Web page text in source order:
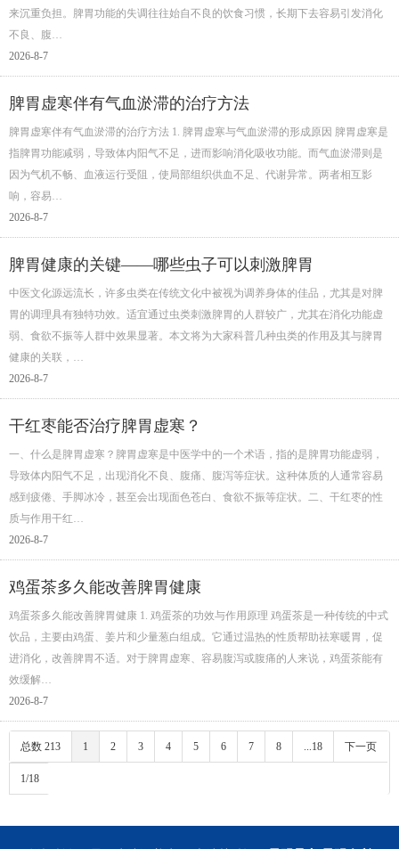
来沉重负担。脾胃功能的失调往往始自不良的饮食习惯，长期下去容易引发消化
不良、腹…
2026-8-7
脾胃虚寒伴有气血淤滞的治疗方法
脾胃虚寒伴有气血淤滞的治疗方法 1. 脾胃虚寒与气血淤滞的形成原因 脾胃虚寒是
指脾胃功能减弱，导致体内阳气不足，进而影响消化吸收功能。而气血淤滞则是
因为气机不畅、血液运行受阻，使局部组织供血不足、代谢异常。两者相互影
响，容易…
2026-8-7
脾胃健康的关键——哪些虫子可以刺激脾胃
中医文化源远流长，许多虫类在传统文化中被视为调养身体的佳品，尤其是对脾
胃的调理具有独特功效。适宜通过虫类刺激脾胃的人群较广，尤其在消化功能虚
弱、食欲不振等人群中效果显著。本文将为大家科普几种虫类的作用及其与脾胃
健康的关联，…
2026-8-7
干红枣能否治疗脾胃虚寒？
一、什么是脾胃虚寒？脾胃虚寒是中医学中的一个术语，指的是脾胃功能虚弱，
导致体内阳气不足，出现消化不良、腹痛、腹泻等症状。这种体质的人通常容易
感到疲倦、手脚冰冷，甚至会出现面色苍白、食欲不振等症状。二、干红枣的性
质与作用干红…
2026-8-7
鸡蛋茶多久能改善脾胃健康
鸡蛋茶多久能改善脾胃健康 1. 鸡蛋茶的功效与作用原理 鸡蛋茶是一种传统的中式
饮品，主要由鸡蛋、姜片和少量葱白组成。它通过温热的性质帮助祛寒暖胃，促
进消化，改善脾胃不适。对于脾胃虚寒、容易腹泻或腹痛的人来说，鸡蛋茶能有
效缓解…
2026-8-7
总数 213 1 2 3 4 5 6 7 8 ...18 下一页
1/18